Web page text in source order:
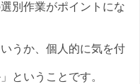
別作業がポイントにな
うか、個人的に気を付
ということです。